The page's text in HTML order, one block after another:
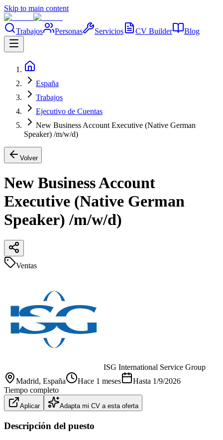
Skip to main content
Trabajos Personas Servicios CV Builder Blog
España
Trabajos
Ejecutivo de Cuentas
New Business Account Executive (Native German
Speaker) /m/w/d)
Volver
New Business Account
Executive (Native German
Speaker) /m/w/d)
Ventas
ISG International Service Group
Madrid, España Hace 1 meses Hasta 1/9/2026
Tiempo completo
Aplicar Adapta mi CV a esta oferta
Descripción del puesto